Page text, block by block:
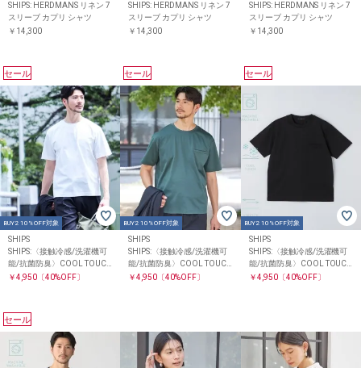
SHIPS: HERDMANS リネン 7
スリーブ カプリ シャツ
￥14,300
SHIPS: HERDMANS リネン 7
スリーブ カプリ シャツ
￥14,300
SHIPS: HERDMANS リネン 7
スリーブ カプリ シャツ
￥14,300
セール
BUY2 10%OFF対象
SHIPS
SHIPS:〈接触冷感/洗濯機可
能/抗菌防臭〉COOL TOUC
H サマー Tシャツ
￥4,950〔40%OFF〕
セール
BUY2 10%OFF対象
SHIPS
SHIPS:〈接触冷感/洗濯機可
能/抗菌防臭〉COOL TOUC
H サマー Tシャツ
￥4,950 〔40%OFF〕
セール
BUY2 10%OFF対象
SHIPS
SHIPS:〈接触冷感/洗濯機可
能/抗菌防臭〉COOL TOUC
H サマー Tシャツ
￥4,950〔40%OFF〕
セール